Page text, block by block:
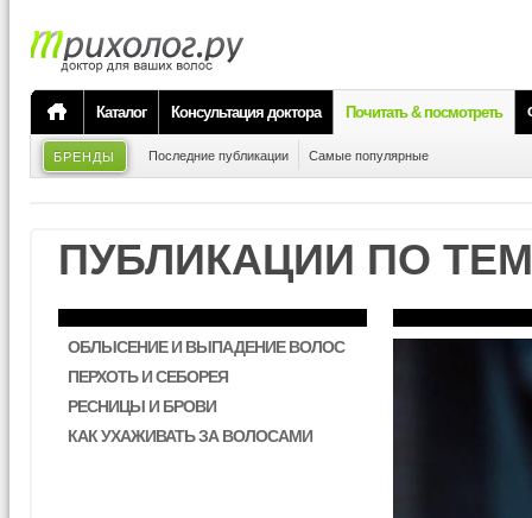
Каталог Консультация доктора Почитать & посмотреть
БРЕНДЫ Последние публикации Самые популярные
ПУБЛИКАЦИИ ПО
ОБЛЫСЕНИЕ И ВЫПАДЕНИЕ ВОЛОС
ПЕРХОТЬ И СЕБОРЕЯ
РЕСНИЦЫ И БРОВИ
КАК УХАЖИВАТЬ ЗА ВОЛОСАМИ